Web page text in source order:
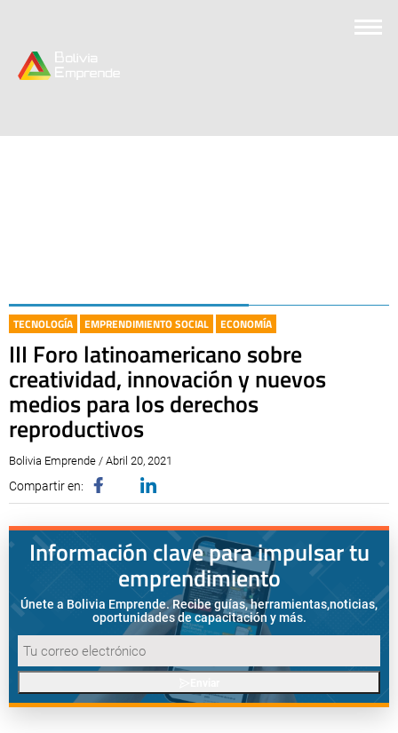
TECNOLOGÍA EMPRENDIMIENTO SOCIAL ECONOMÍA
III Foro latinoamericano sobre
creatividad, innovación y nuevos
medios para los derechos
reproductivos
Bolivia Emprende / Abril 20, 2021
Compartir en:
Información clave para impulsar tu
emprendimiento
Únete a Bolivia Emprende. Recibe guías, herramientas,noticias,
oportunidades de capacitación y más.